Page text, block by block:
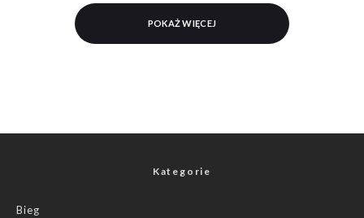
POKAŻ WIĘCEJ
Kategorie
Bieg